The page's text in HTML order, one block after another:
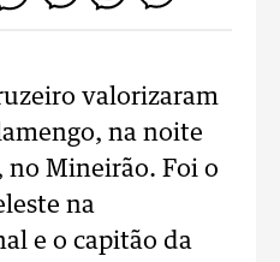
valorizaram
na noite
no Mineirão. Foi o
na
e o capitão da